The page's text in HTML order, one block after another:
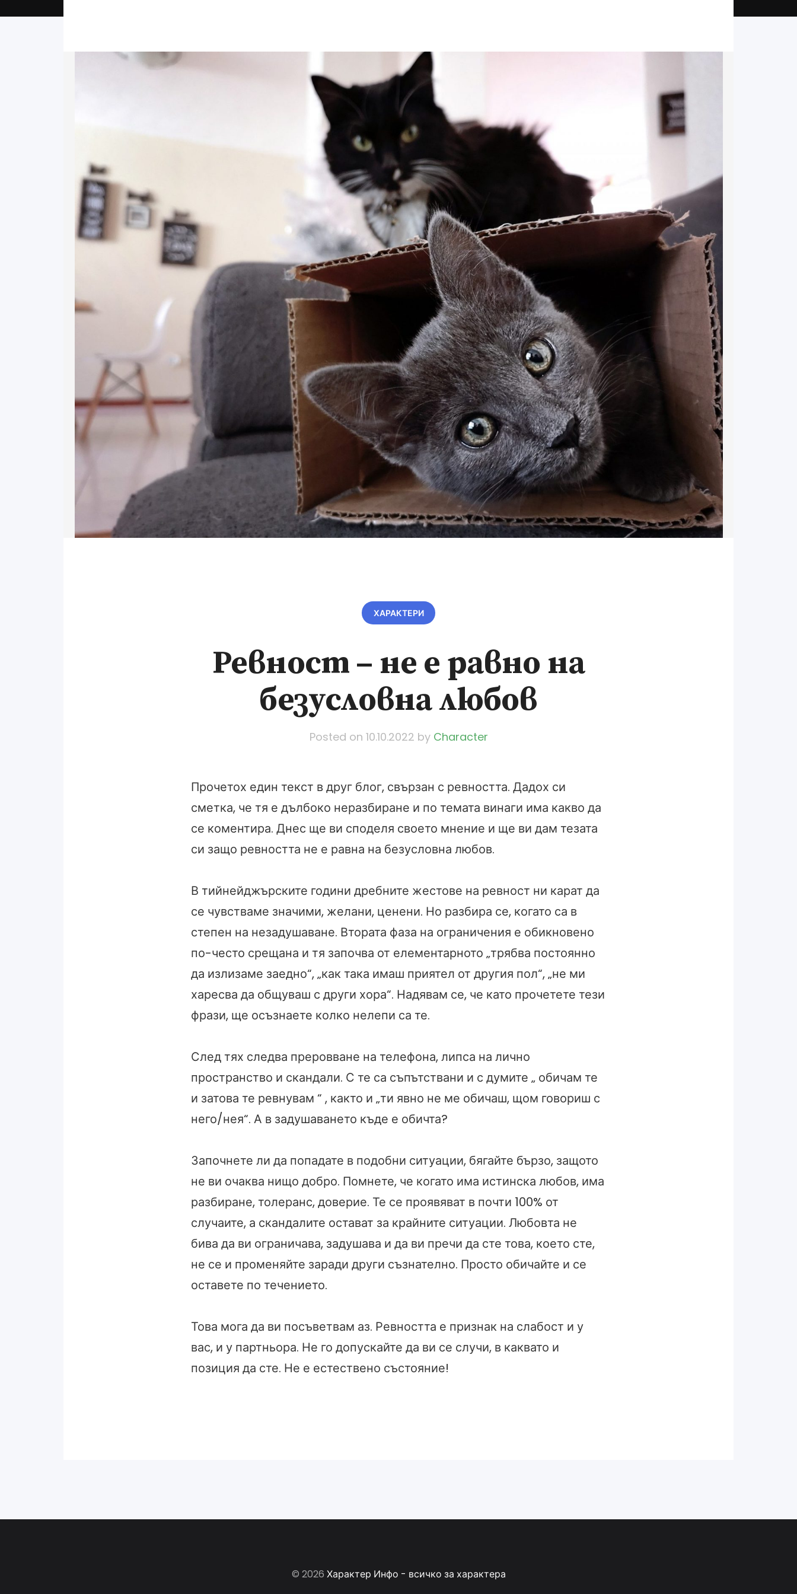
ХАРАКТЕРИ
Ревност – не е равно на
безусловна любов
Posted on 10.10.2022 by Character
Прочетох един текст в друг блог, свързан с ревността. Дадох си
сметка, че тя е дълбоко неразбиране и по темата винаги има какво да
се коментира. Днес ще ви споделя своето мнение и ще ви дам тезата
си защо ревността не е равна на безусловна любов.
В тийнейджърските години дребните жестове на ревност ни карат да
се чувстваме значими, желани, ценени. Но разбира се, когато са в
степен на незадушаване. Втората фаза на ограничения е обикновено
по-често срещана и тя започва от елементарното „трябва постоянно
да излизаме заедно“, „как така имаш приятел от другия пол“, „не ми
харесва да общуваш с други хора“. Надявам се, че като прочетете тези
фрази, ще осъзнаете колко нелепи са те.
След тях следва преровване на телефона, липса на лично
пространство и скандали. С те са съпътствани и с думите „ обичам те
и затова те ревнувам “ , както и „ти явно не ме обичаш, щом говориш с
него/нея“. А в задушаването къде е обичта?
Започнете ли да попадате в подобни ситуации, бягайте бързо, защото
не ви очаква нищо добро. Помнете, че когато има истинска любов, има
разбиране, толеранс, доверие. Те се проявяват в почти 100% от
случаите, а скандалите остават за крайните ситуации. Любовта не
бива да ви ограничава, задушава и да ви пречи да сте това, което сте,
не се и променяйте заради други съзнателно. Просто обичайте и се
оставете по течението.
Това мога да ви посъветвам аз. Ревността е признак на слабост и у
вас, и у партньора. Не го допускайте да ви се случи, в каквато и
позиция да сте. Не е естествено състояние!
© 2026 Характер Инфо - всичко за характера